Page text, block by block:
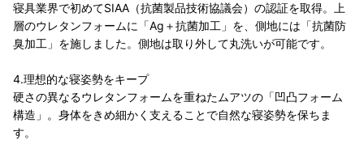
寝具業界で初めてSIAA（抗菌製品技術協議会）の認証を取得。上
層のウレタンフォームに「Ag＋抗菌加工」を、側地には「抗菌防
臭加工」を施しました。側地は取り外して丸洗いが可能です。
4.理想的な寝姿勢をキープ
硬さの異なるウレタンフォームを重ねたムアツの「凹凸フォーム
構造」。身体をきめ細かく支えることで自然な寝姿勢を保ちま
す。